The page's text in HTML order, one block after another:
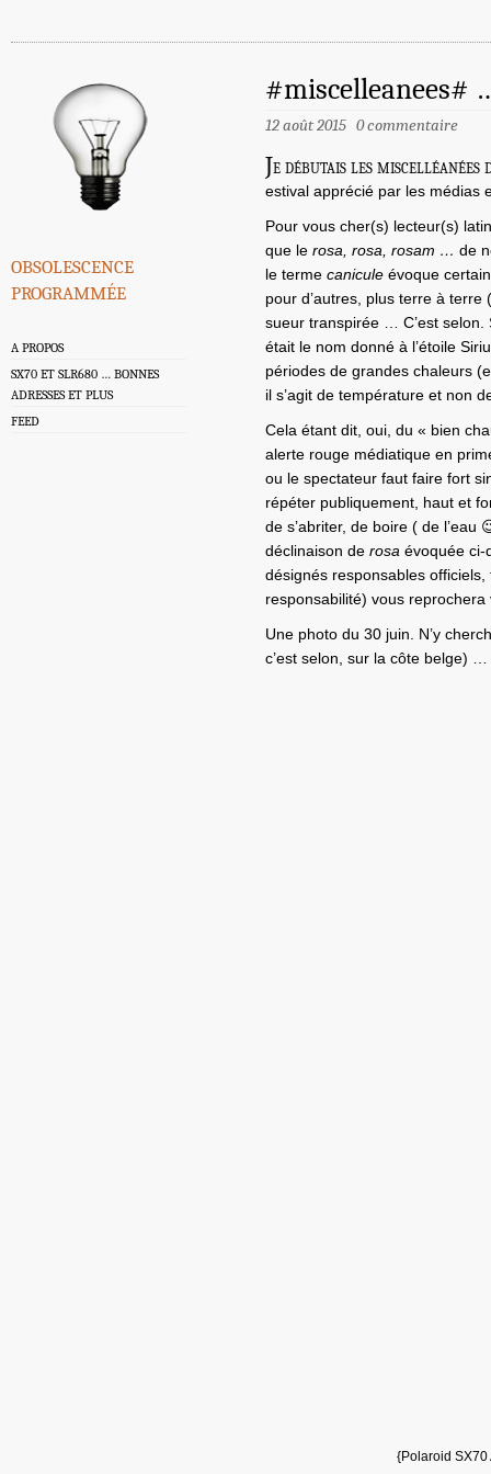
obsolescence
programmée
A PROPOS
SX70 ET SLR680 … BONNES
ADRESSES ET PLUS
FEED
#miscelleanees#
12 août 2015 0 commentaire
Je débutais les
estival apprécié par les médias
Pour vous cher(s) lecteur(s)
que le rosa, rosa, rosam … de
le terme canicule évoque
pour d’autres, plus terre à
sueur transpirée … C’est
était le nom donné à l’étoile
périodes de grandes chaleurs
il s’agit de température et non
Cela étant dit, oui, du « bien
alerte rouge médiatique en
ou le spectateur faut faire fort
répéter publiquement, haut et
de s’abriter, de boire ( de l’eau
déclinaison de rosa évoquée ci-
désignés responsables
responsabilité) vous
Une photo du 30 juin. N’y
c’est selon, sur la côte belge) …
{Polaroid SX70